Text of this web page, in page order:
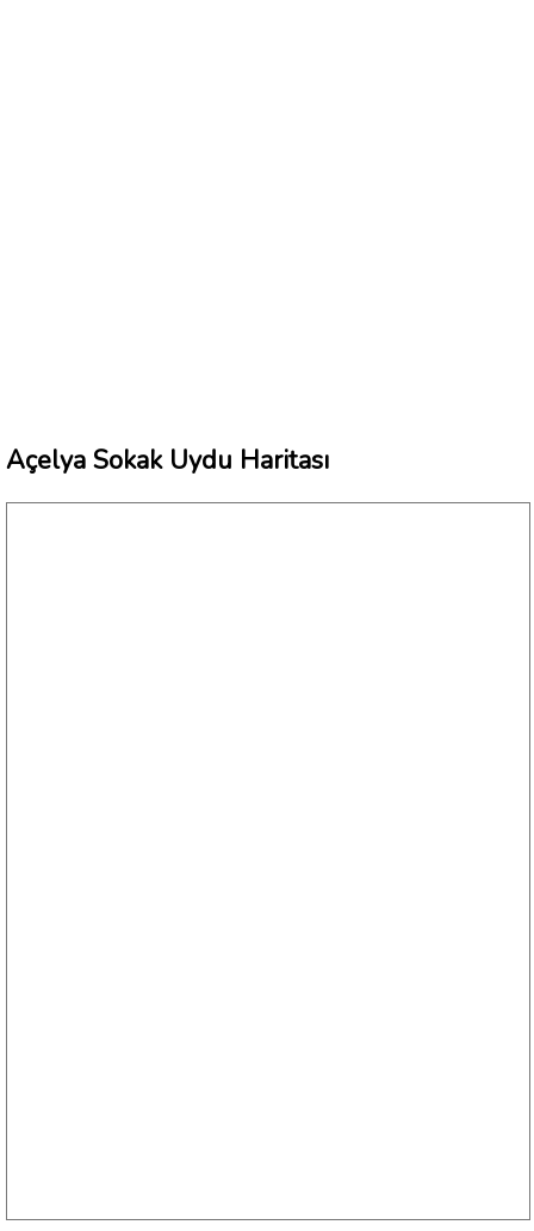
Açelya Sokak Uydu Haritası